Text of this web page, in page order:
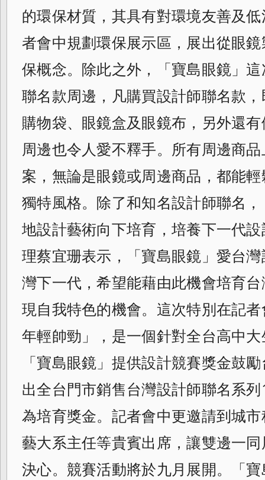
的環保材質，其具有對環境友善及
者會中規劃環保展示區， 展出從眼
保概念。除此之外，「寶島眼鏡 」
聯名款周邊，凡購買設計師聯名款，
購物袋、眼鏡盒及眼鏡布，另外還
周邊也令人愛不釋手。所有周邊商
案，無論是眼鏡或周邊商品，都能
獨特風格。除了和知名設計師聯名
地設計藝術向下培育，培養下一代
理蔡宜珊表示，「寶島眼鏡」愛台
灣下一代，希望能藉由此機會培育
現自我特色的機會。這次特別在記
年輕帥勁 」，是一個針對全台高中
「寶島眼鏡」提供設計競賽獎金鼓
出全台門市銷售台灣設計師聯名系
為培育獎金。 記者會中更邀請到城
藝大系主任等貴賓出 席，讓雙邊一
決心。 競賽活動將於九月展開。「